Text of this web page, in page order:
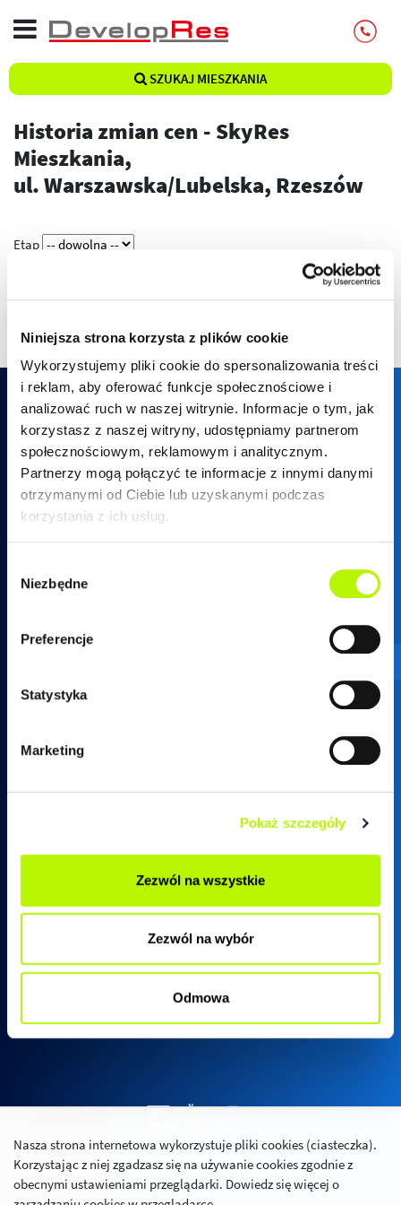
Niniejsza strona korzysta z plików cookie
Wykorzystujemy pliki cookie do spersonalizowania treści
i reklam, aby oferować funkcje społecznościowe i
analizować ruch w naszej witrynie. Informacje o tym, jak
korzystasz z naszej witryny, udostępniamy partnerom
społecznościowym, reklamowym i analitycznym.
Partnerzy mogą połączyć te informacje z innymi danymi
otrzymanymi od Ciebie lub uzyskanymi podczas
korzystania z ich usług.
zgody
Niezbędne
Preferencje
Statystyka
Marketing
Pokaż szczegóły
Zezwól na wszystkie
Zezwól na wybór
Odmowa
SZUKAJ MIESZKANIA
Historia zmian cen - SkyRes
Mieszkania,
ul. Warszawska/Lubelska, Rzeszów
Etap
17 250 26 37
tel.17 789 19 87
Biuro sprzedaży SkyRes
ul. Warszawska 18
(biurowiec SkyRes, piętro 12)
Pn - Pt: 08:00 - 17:00
Polityka prywatności
Relacje inwestorskie
Nasza strona internetowa wykorzystuje pliki cookies (ciasteczka).
Korzystając z niej zgadzasz się na używanie cookies zgodnie z
obecnymi ustawieniami przeglądarki. Dowiedz się więcej o